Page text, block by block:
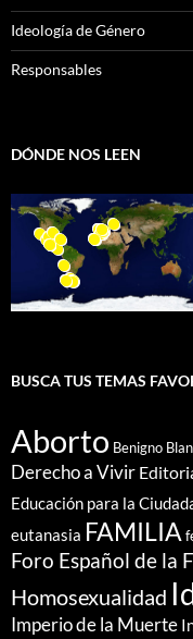
Ideología de Género
Responsables
DÓNDE NOS LEEN
BUSCA TUS TEMAS
Aborto Benigno
Derecho a Vivir
Educación para la
eutanasia FAMILIA
Foro Español de la
Homosexualidad
Imperio de la Muerte